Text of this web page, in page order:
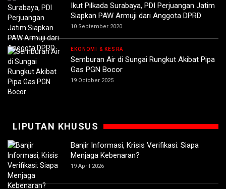
Ikut Pilkada Surabaya, PDI Perjuangan Jatim
Siapkan PAW Armuji dari Anggota DPRD
10 September 2020
EKONOMI & KESRA
Semburan Air di Sungai Rungkut Akibat Pipa
Gas PGN Bocor
19 October 2025
LIPUTAN KHUSUS
Banjir Informasi, Krisis Verifikasi: Siapa
Menjaga Kebenaran?
19 April 2026